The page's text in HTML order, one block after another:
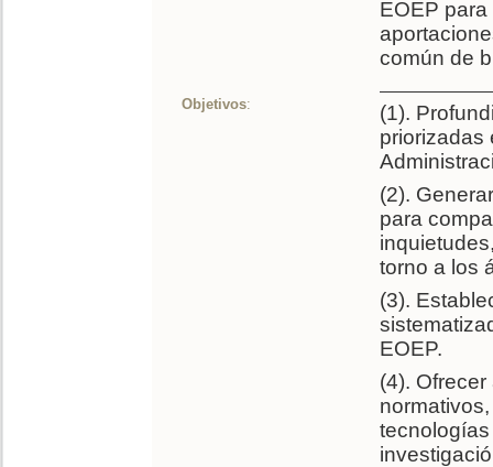
EOEP
común de
Objetivos:
(1).
priorizadas
(2).
para
torno a los
(3).
EOEP.
(4).